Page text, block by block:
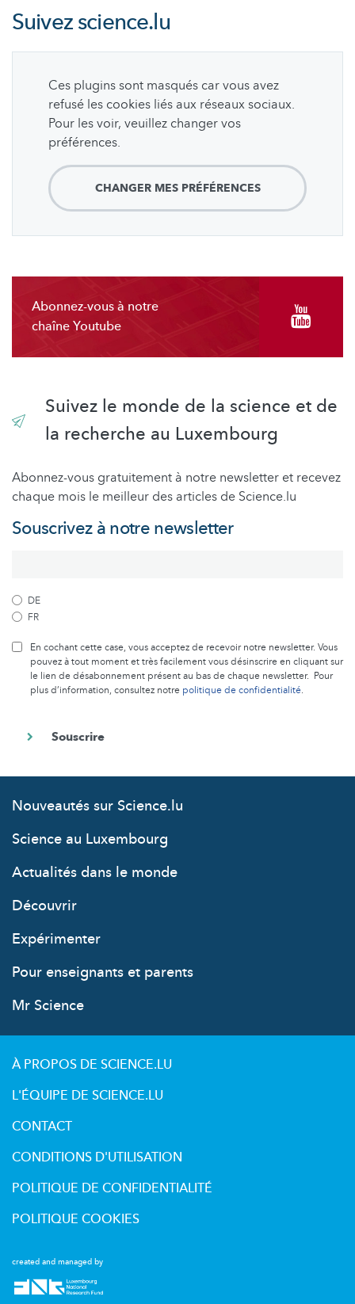
Suivezscience.lu
Ces plugins sont masqués car vous avez
refusé les cookies liés aux réseaux sociaux.
Pour les voir, veuillez changer vos
préférences.
CHANGER MES PRÉFÉRENCES
Abonnez-vous à notre
chaîne Youtube
Suivez le monde de la science et de
la recherche au Luxembourg
Abonnez-vous gratuitement à notre newsletter et recevez
chaque mois le meilleur des articles de Science.lu
Souscrivez à notre newsletter
DE
FR
En cochant cette case, vous acceptez de recevoir notre newsletter. Vous
pouvez à tout moment et très facilement vous désinscrire en cliquant sur
le lien de désabonnement présent au bas de chaque newsletter. Pour
plus d’information, consultez notre politique de confidentialité.
Nouveautés sur Science.lu
Science au Luxembourg
Actualités dans le monde
Découvrir
Expérimenter
Pour enseignants et parents
Mr Science
created and managed by
À PROPOS DE SCIENCE.LU
L'ÉQUIPE DE SCIENCE.LU
CONTACT
CONDITIONS D'UTILISATION
POLITIQUE DE CONFIDENTIALITÉ
POLITIQUE COOKIES